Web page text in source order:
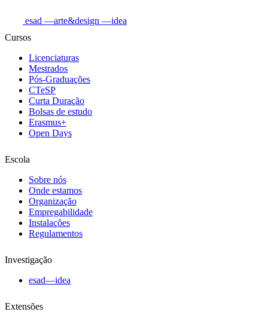
esad —arte&design —idea
Cursos
Licenciaturas
Mestrados
Pós-Graduações
CTeSP
Curta Duração
Bolsas de estudo
Erasmus+
Open Days
Escola
Sobre nós
Onde estamos
Organização
Empregabilidade
Instalações
Regulamentos
Investigação
esad—idea
Extensões